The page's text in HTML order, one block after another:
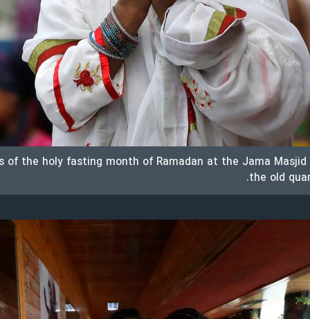
the holy fasting month of Ramadan at the Jama Masjid
the old